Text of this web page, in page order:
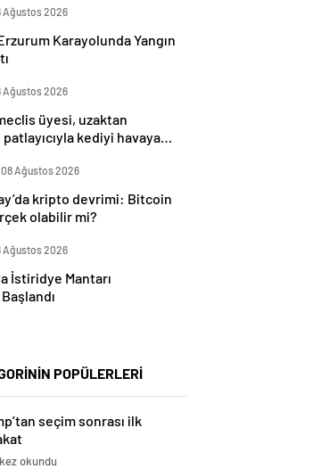
Ağustos 2026
Karayolunda Yangın
Ağustos 2026
üyesi, uzaktan
patlayıcıyla kediyi havaya
08 Ağustos 2026
kripto devrimi: Bitcoin
olabilir mi?
Ağustos 2026
İstiridye Mantarı
POPÜLERLERİ
seçim sonrası ilk
okundu